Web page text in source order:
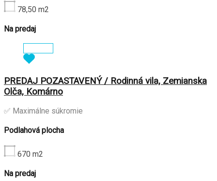
78,50 m2
Na predaj
PREDAJ POZASTAVENÝ / Rodinná vila, Zemianska
Olča, Komárno
✅ Maximálne súkromie
Podlahová plocha
670 m2
Na predaj